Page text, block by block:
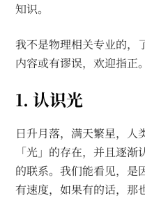
知识。
我不是物理相关专业的，
内容或有谬误，欢迎指正。
1. 认识光
日升月落，满天繁星，人
「光」的存在，并且逐
的联系。我们能看见，是
有速度，如果有的话，那